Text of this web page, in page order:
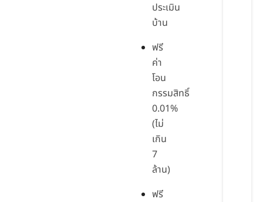
ประเมิน
บ้าน
ฟรี
ค่า
โอน
กรรมสิทธิ์
0.01%
(ไม่
เกิน
7
ล้าน)
ฟรี